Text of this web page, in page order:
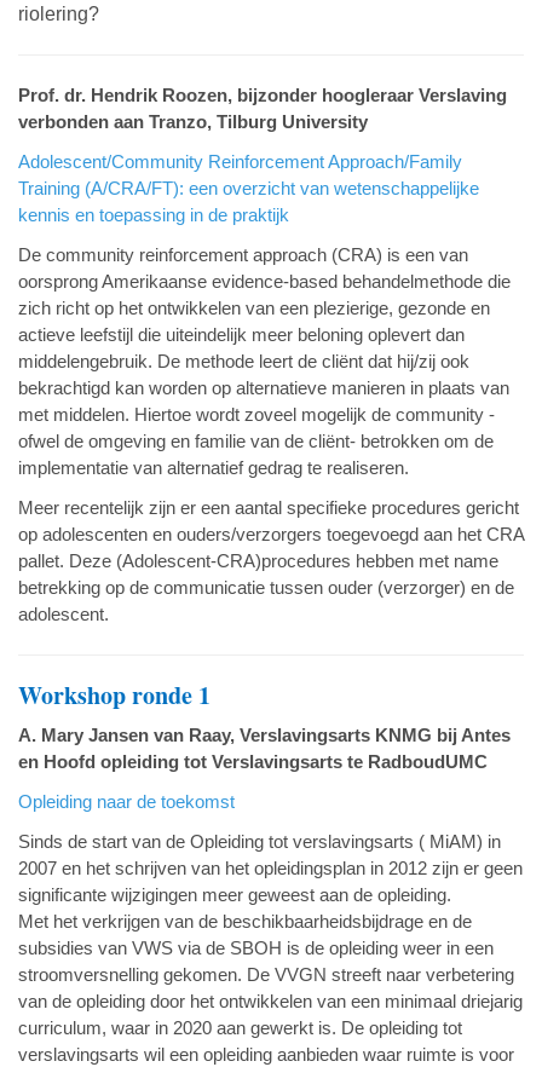
riolering?
Prof. dr. Hendrik Roozen, bijzonder hoogleraar Verslaving
verbonden aan Tranzo, Tilburg University
Adolescent/Community Reinforcement Approach/Family
Training (A/CRA/FT): een overzicht van wetenschappelijke
kennis en toepassing in de praktijk
De community reinforcement approach (CRA) is een van
oorsprong Amerikaanse evidence-based behandelmethode die
zich richt op het ontwikkelen van een plezierige, gezonde en
actieve leefstijl die uiteindelijk meer beloning oplevert dan
middelengebruik. De methode leert de cliënt dat hij/zij ook
bekrachtigd kan worden op alternatieve manieren in plaats van
met middelen. Hiertoe wordt zoveel mogelijk de community -
ofwel de omgeving en familie van de cliënt- betrokken om de
implementatie van alternatief gedrag te realiseren.
Meer recentelijk zijn er een aantal specifieke procedures gericht
op adolescenten en ouders/verzorgers toegevoegd aan het CRA
pallet. Deze (Adolescent-CRA)procedures hebben met name
betrekking op de communicatie tussen ouder (verzorger) en de
adolescent.
Workshop ronde 1
A. Mary Jansen van Raay, Verslavingsarts KNMG bij Antes
en Hoofd opleiding tot Verslavingsarts te RadboudUMC
Opleiding naar de toekomst
Sinds de start van de Opleiding tot verslavingsarts ( MiAM) in
2007 en het schrijven van het opleidingsplan in 2012 zijn er geen
significante wijzigingen meer geweest aan de opleiding.
Met het verkrijgen van de beschikbaarheidsbijdrage en de
subsidies van VWS via de SBOH is de opleiding weer in een
stroomversnelling gekomen. De VVGN streeft naar verbetering
van de opleiding door het ontwikkelen van een minimaal driejarig
curriculum, waar in 2020 aan gewerkt is. De opleiding tot
verslavingsarts wil een opleiding aanbieden waar ruimte is voor